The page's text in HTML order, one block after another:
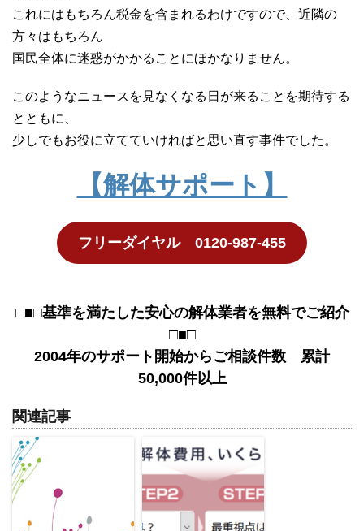
これにはもちろん税金を含まれるわけですので、近隣の
方々はもちろん
国民全体に迷惑がかかることにほかなりません。
このようなニュースを見なくなる日が来ることを期待する
とともに、
少しでもお役に立てていければと思い直す事件でした。
【解体サポート】
フリーダイヤル 0120-987-455
□■□基準を満たした安心の解体業者を無料でご紹介
□■□
2004年のサポート開始からご相談件数 累計
50,000件以上
関連記事